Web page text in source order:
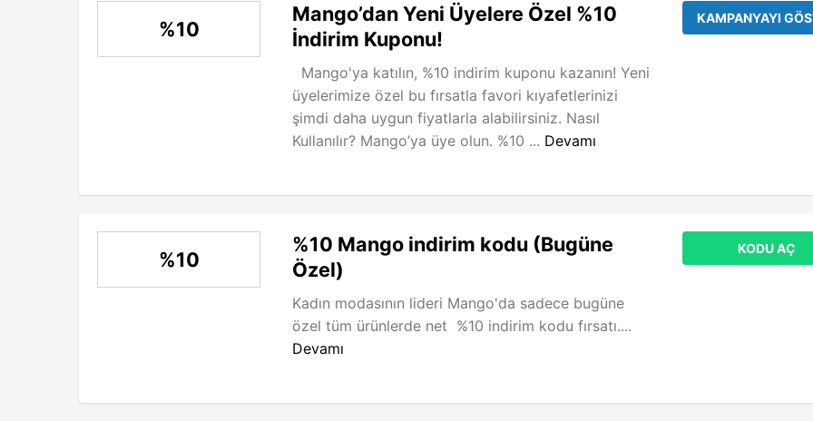
%10
Mango’dan Yeni Üyelere Özel %10
İndirim Kuponu!
Mango'ya katılın, %10 indirim kuponu kazanın! Yeni
üyelerimize özel bu fırsatla favori kıyafetlerinizi
şimdi daha uygun fiyatlarla alabilirsiniz. Nasıl
Kullanılır? Mango’ya üye olun. %10 ... Devamı
KAMPANYAYI
%10
%10 Mango indirim kodu (Bugüne
Özel)
Kadın modasının lideri Mango'da sadece bugüne
özel tüm ürünlerde net %10 indirim kodu fırsatı....
Devamı
KODU AÇ